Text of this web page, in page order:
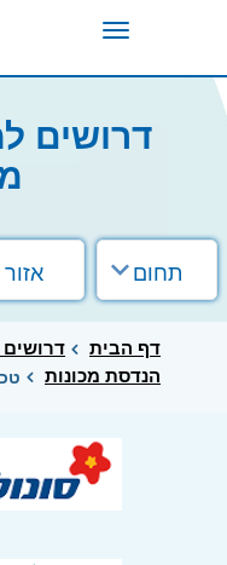
Toggle
דרושים
תחום אזור
דף הבית
הנדסת מכונות